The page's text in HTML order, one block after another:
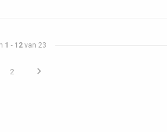
1 - 12 van 23
2